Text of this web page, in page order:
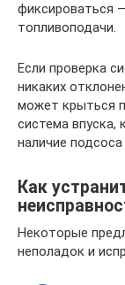
фиксироваться
топливоподачи.
Если проверка
никаких
может крыться
система впуска,
наличие подсоса
Как
Некоторые
неполадок и